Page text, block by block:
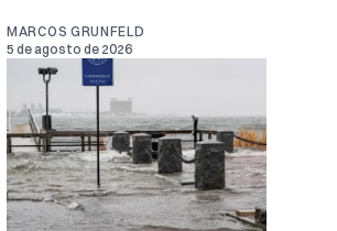
MARCOS GRUNFELD
5 de agosto de 2026